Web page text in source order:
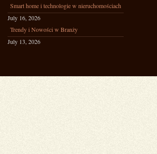
Smart home i technologie w nieruchomościach
July 16, 2026
Trendy i Nowości w Branży
July 13, 2026